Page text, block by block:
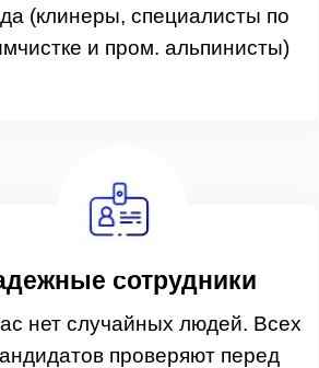
нет случайных людей. Всех
проверяют перед
сотрудники
(клинеры, специалисты по
и пром. альпинисты)